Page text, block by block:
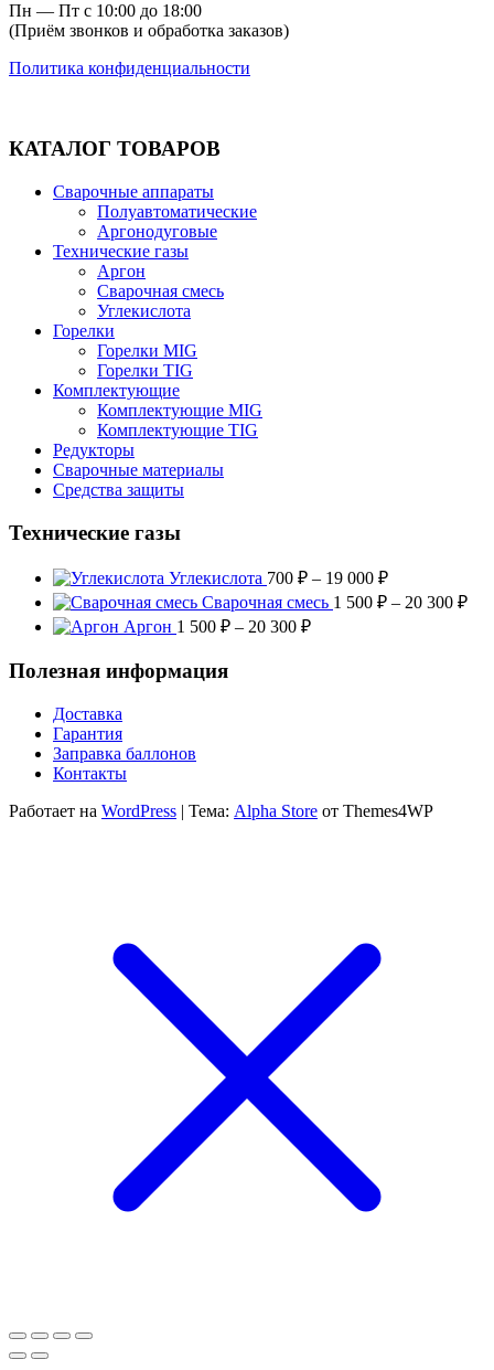
Пн — Пт с 10:00 до 18:00
(Приём звонков и обработка заказов)
Политика конфиденциальности
КАТАЛОГ ТОВАРОВ
Сварочные аппараты
Полуавтоматические
Аргонодуговые
Технические газы
Аргон
Сварочная смесь
Углекислота
Горелки
Горелки MIG
Горелки TIG
Комплектующие
Комплектующие MIG
Комплектующие TIG
Редукторы
Сварочные материалы
Средства защиты
Технические газы
Углекислота 700 ₽ – 19 000 ₽Диапазон
цен:
Сварочная смесь 1 500 ₽ – 20 300 ₽
Аргон 1 500 ₽ – 20 300 ₽Диапазон
Полезная информация
Доставка
Гарантия
Заправка баллонов
Контакты
Работает на WordPress | Тема: Alpha Store от Themes4WP